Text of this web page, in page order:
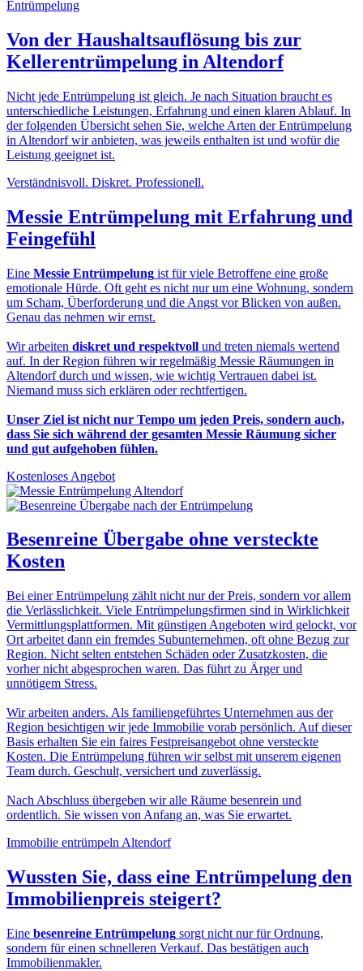
Von der Haushaltsauflösung bis zur
Kellerentrümpelung in Altendorf
Nicht jede Entrümpelung ist gleich. Je nach Situation braucht es
unterschiedliche Leistungen, Erfahrung und einen klaren Ablauf. In
der folgenden Übersicht sehen Sie, welche Arten der Entrümpelung
in Altendorf wir anbieten, was jeweils enthalten ist und wofür die
Leistung geeignet ist.
Verständnisvoll. Diskret. Professionell.
Messie Entrümpelung mit Erfahrung und
Feingefühl
Eine Messie Entrümpelung ist für viele Betroffene eine große
emotionale Hürde. Oft geht es nicht nur um eine Wohnung, sondern
um Scham, Überforderung und die Angst vor Blicken von außen.
Genau das nehmen wir ernst.
Wir arbeiten diskret und respektvoll und treten niemals wertend
auf. In der Region führen wir regelmäßig Messie Räumungen in
Altendorf durch und wissen, wie wichtig Vertrauen dabei ist.
Niemand muss sich erklären oder rechtfertigen.
Unser Ziel ist nicht nur Tempo um jeden Preis, sondern auch,
dass Sie sich während der gesamten Messie Räumung sicher
und gut aufgehoben fühlen.
Kostenloses Angebot
Besenreine Übergabe ohne versteckte
Kosten
Bei einer Entrümpelung zählt nicht nur der Preis, sondern vor allem
die Verlässlichkeit. Viele Entrümpelungsfirmen sind in Wirklichkeit
Vermittlungsplattformen. Mit günstigen Angeboten wird gelockt, vor
Ort arbeitet dann ein fremdes Subunternehmen, oft ohne Bezug zur
Region. Nicht selten entstehen Schäden oder Zusatzkosten, die
vorher nicht abgesprochen waren. Das führt zu Ärger und
unnötigem Stress.
Wir arbeiten anders. Als familiengeführtes Unternehmen aus der
Region besichtigen wir jede Immobilie vorab persönlich. Auf dieser
Basis erhalten Sie ein faires Festpreisangebot ohne versteckte
Kosten. Die Entrümpelung führen wir selbst mit unserem eigenen
Team durch. Geschult, versichert und zuverlässig.
Nach Abschluss übergeben wir alle Räume besenrein und
ordentlich. Sie wissen von Anfang an, was Sie erwartet.
Immobilie entrümpeln Altendorf
Wussten Sie, dass eine Entrümpelung den
Immobilienpreis steigert?
Eine besenreine Entrümpelung sorgt nicht nur für Ordnung,
sondern für einen schnelleren Verkauf. Das bestätigen auch
Immobilienmakler.